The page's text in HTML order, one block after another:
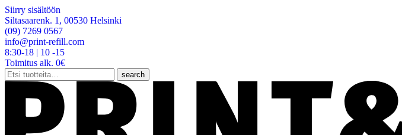
Siirry sisältöön
Siltasaarenk. 1, 00530 Helsinki
(09) 7269 0567
info@print-refill.com
8:30-18 | 10 -15
Toimitus alk. 0€
Etsi:
search